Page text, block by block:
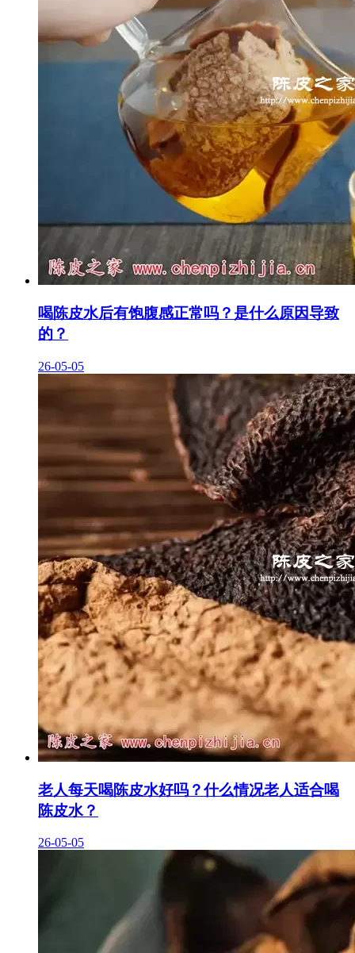
喝陈皮水后有饱腹感正常吗？是什么原因导致
的？
26-05-05
老人每天喝陈皮水好吗？什么情况老人适合喝
陈皮水？
26-05-05